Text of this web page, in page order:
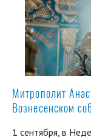
Митрополит
Вознесенском
1 сентября, в